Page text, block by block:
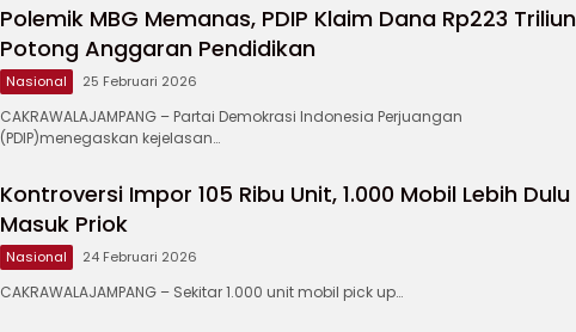
Polemik MBG Memanas, PDIP Klaim Dana Rp223 Triliun
Potong Anggaran Pendidikan
Nasional 25 Februari 2026
CAKRAWALAJAMPANG – Partai Demokrasi Indonesia Perjuangan
(PDIP)menegaskan kejelasan…
Kontroversi Impor 105 Ribu Unit, 1.000 Mobil Lebih Dulu
Masuk Priok
Nasional 24 Februari 2026
CAKRAWALAJAMPANG – Sekitar 1.000 unit mobil pick up…